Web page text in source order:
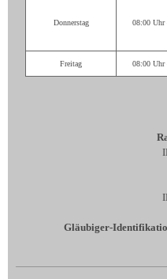
Donnerstag 08:00 Uhr
Freitag 08:00 Uhr
Gläubiger-